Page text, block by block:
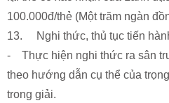
100.000đ/thẻ (Một trăm ngàn
13. Nghi thức, thủ tục tiến
- Thực hiện nghi thức ra sân
theo hướng dẫn cụ thể của
trong giải.